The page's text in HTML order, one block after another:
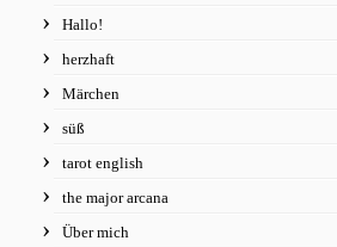
Hallo!
herzhaft
Märchen
süß
tarot english
the major arcana
Über mich